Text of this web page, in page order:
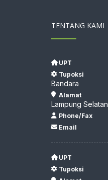
TENTANG KAMI
UPT
Tupoksi
Bandara
Alamat
Lampung Selatan
Phone/Fax
Email
UPT
Tupoksi